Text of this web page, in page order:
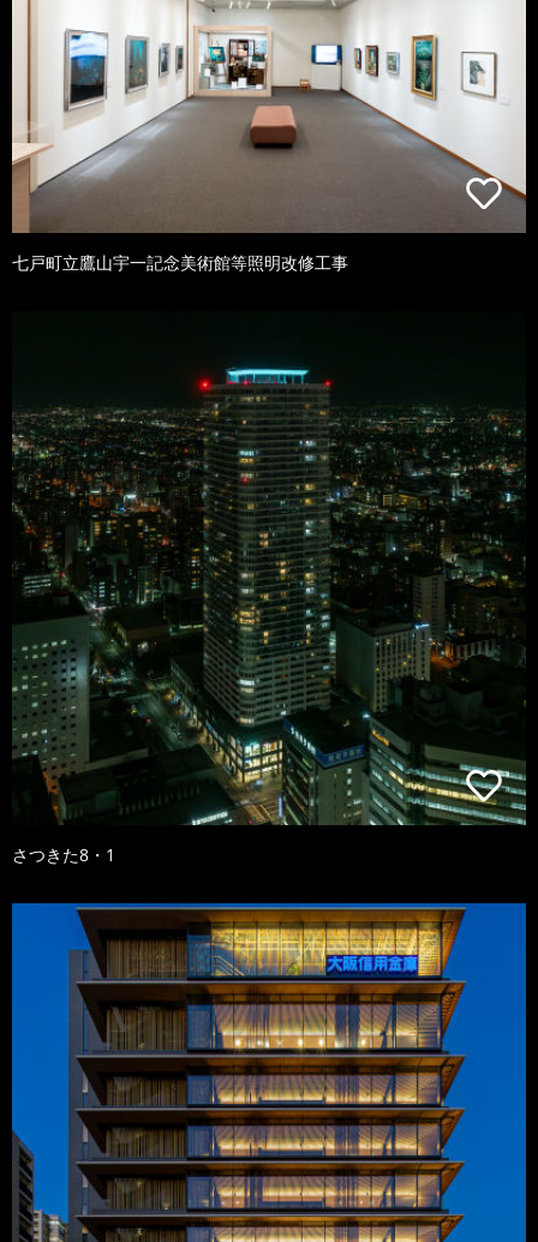
七戸町立鷹山宇一記念美術館等照明改修工事
さつきた8・1